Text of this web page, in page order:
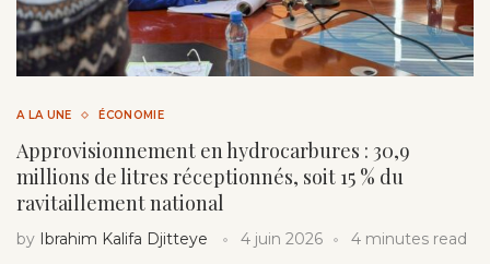
A LA UNE ÉCONOMIE
Approvisionnement en hydrocarbures : 30,9
millions de litres réceptionnés, soit 15 % du
ravitaillement national
by Ibrahim Kalifa Djitteye 4 juin 2026 4 minutes read